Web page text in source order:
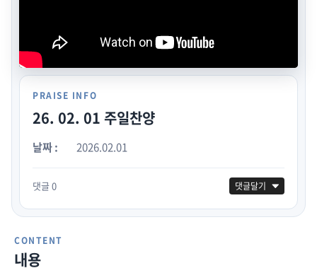
PRAISE INFO
26. 02. 01 주일찬양
날짜 : 2026.02.01
댓글 0 댓글달기
CONTENT
내용